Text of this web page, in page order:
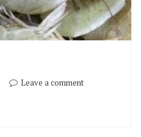
Leave a comment